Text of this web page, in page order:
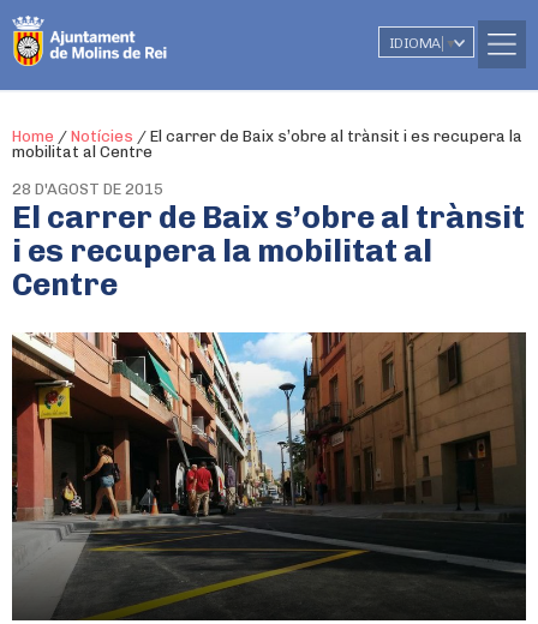
IDIOMA ▼
Home / Notícies / El carrer de Baix s’obre al trànsit i es recupera la
mobilitat al Centre
28 D'AGOST DE 2015
El carrer de Baix s’obre al trànsit
i es recupera la mobilitat al
Centre